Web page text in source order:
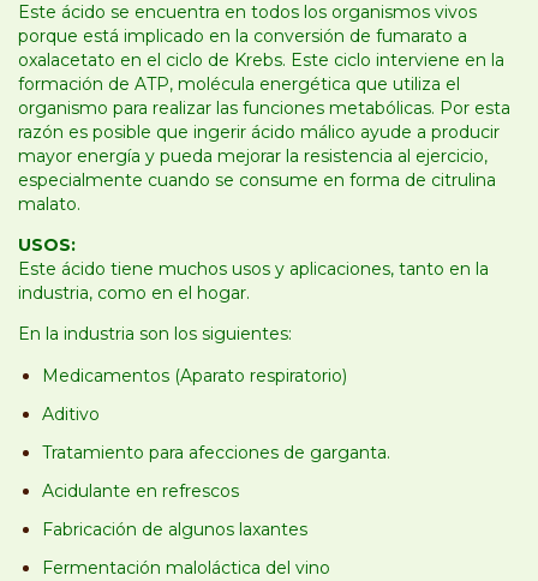
Este ácido se encuentra en todos los organismos vivos
porque está implicado en la conversión de fumarato a
oxalacetato en el ciclo de Krebs. Este ciclo interviene en la
formación de ATP, molécula energética que utiliza el
organismo para realizar las funciones metabólicas. Por esta
razón es posible que ingerir ácido málico ayude a producir
mayor energía y pueda mejorar la resistencia al ejercicio,
especialmente cuando se consume en forma de citrulina
malato.
USOS:
Este ácido tiene muchos usos y aplicaciones, tanto en la
industria, como en el hogar.
En la industria son los siguientes:
Medicamentos (Aparato respiratorio)
Aditivo
Tratamiento para afecciones de garganta.
Acidulante en refrescos
Fabricación de algunos laxantes
Fermentación maloláctica del vino